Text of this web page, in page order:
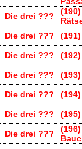
Die drei ???
Die drei ???
Die drei ???
Die drei ???
Die drei ???
Die drei ???
Die drei ???